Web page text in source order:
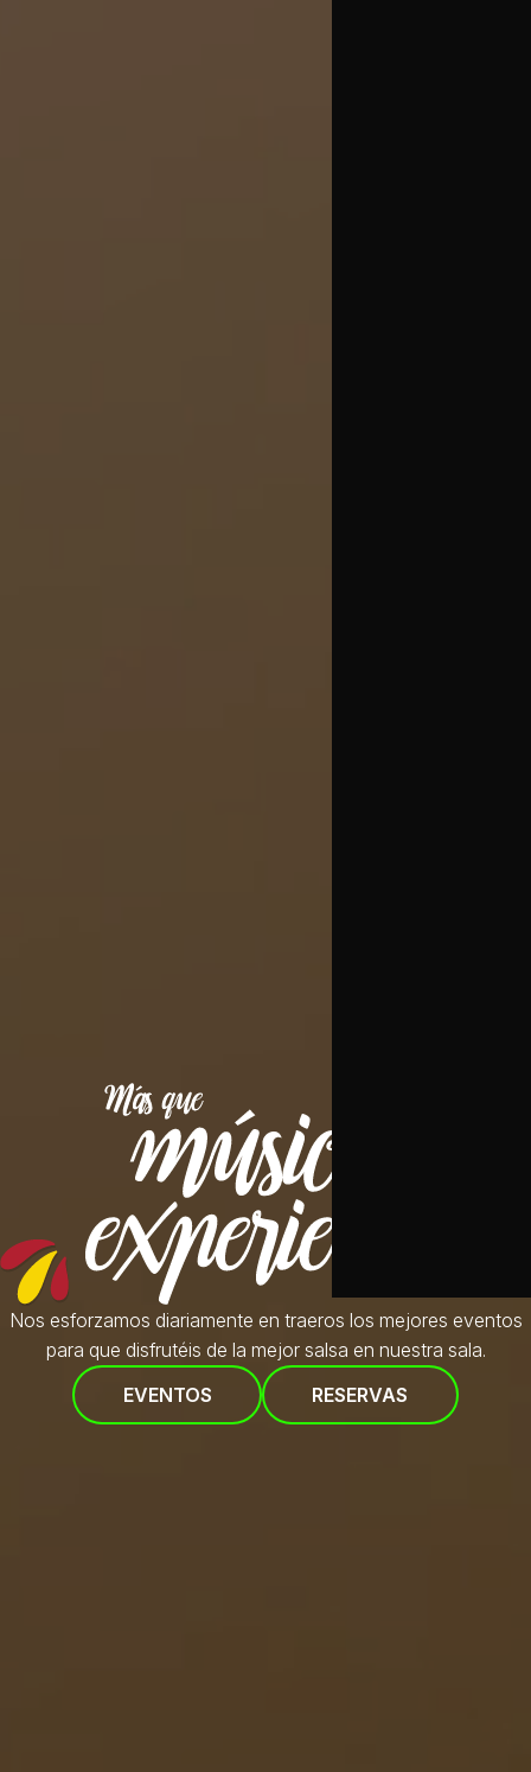
Nos esforzamos diariamente en traeros los mejores eventos
para que disfrutéis de la mejor salsa en nuestra sala.
EVENTOS
RESERVAS